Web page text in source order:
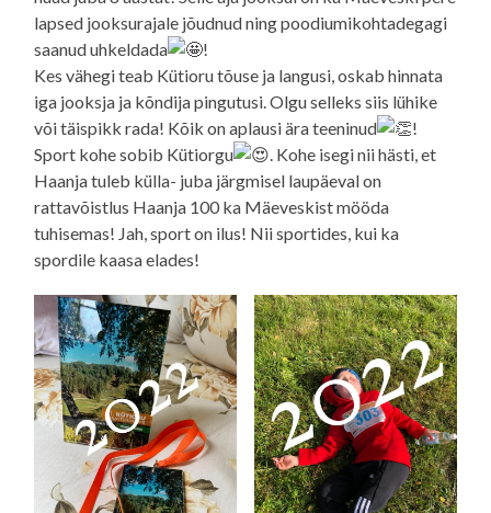
lapsed jooksurajale jõudnud ning poodiumikohtadegagi
saanud uhkeldada
!
Kes vähegi teab Kütioru tõuse ja langusi, oskab hinnata
iga jooksja ja kõndija pingutusi. Olgu selleks siis lühike
või täispikk rada! Kõik on aplausi ära teeninud
!
Sport kohe sobib Kütiorgu
. Kohe isegi nii hästi, et
Haanja tuleb külla- juba järgmisel laupäeval on
rattavõistlus Haanja 100 ka Mäeveskist mööda
tuhisemas! Jah, sport on ilus! Nii sportides, kui ka
spordile kaasa elades!